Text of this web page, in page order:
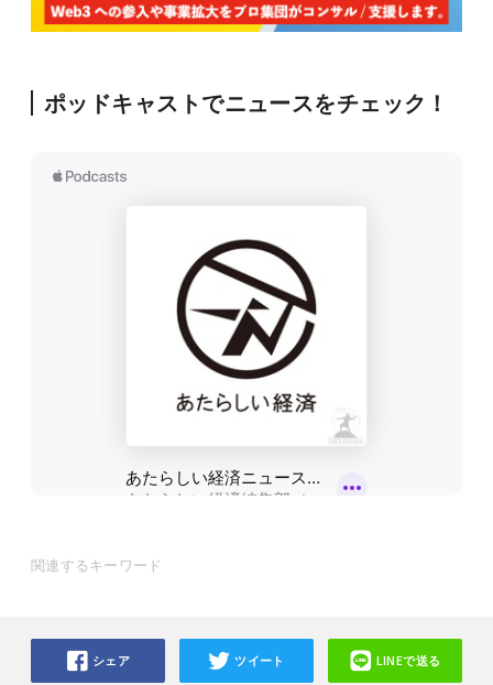
ポッドキャストでニュースをチェック！
関連するキーワード
シェア ツイート LINEで送る